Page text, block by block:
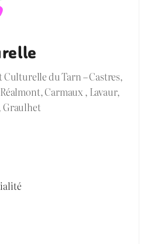
du Tarn – Castres,
Carmaux , Lavaur,
Graulhet